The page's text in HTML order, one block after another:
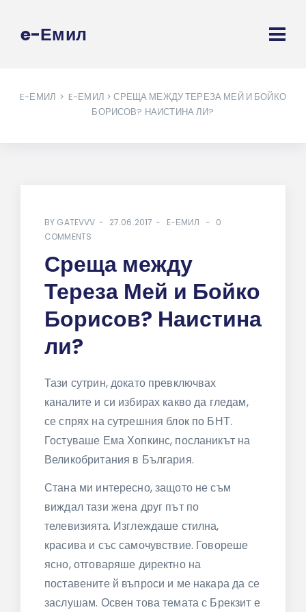
e-Емил
E-ЕМИЛ > E-ЕМИЛ > СРЕЩА МЕЖДУ ТЕРЕЗА МЕЙ И БОЙКО
БОРИСОВ? НАИСТИНА ЛИ?
BY GATEVVV 27.06.2017 E-ЕМИЛ
0
COMMENTS
Среща между
Тереза Мей и Бойко
Борисов? Наистина
ли?
Тази сутрин, докато превключвах
каналите и си избирах какво да гледам,
се спрях на сутрешния блок по БНТ.
Гостуваше Ема Хопкинс, посланикът на
Великобритания в България.
Стана ми интересно, защото не съм
виждал тази жена друг път по
телевизията. Изглеждаше стилна,
красива и със самочувствие. Говореше
ясно, отговаряше директно на
поставените й въпроси и ме накара да се
заслушам. Освен това темата с Брекзит е